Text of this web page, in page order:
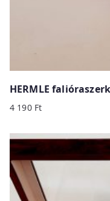
HERMLE
4 190 Ft